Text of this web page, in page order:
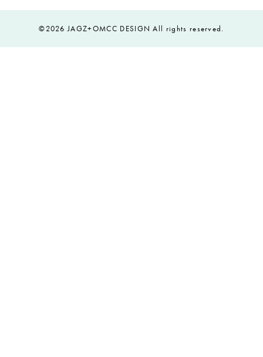
©2026 JAGZ+OMCC DESIGN All rights reserved.